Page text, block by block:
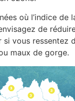
où l’indice de
de
si vous ressentez
maux de gorge.